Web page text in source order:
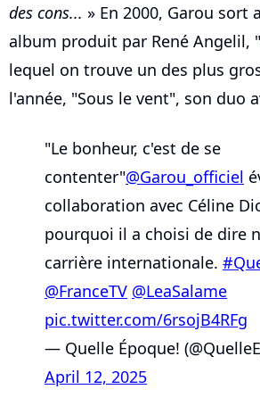
des cons... » En 2000, Garou sort
album produit par René Angelil,
lequel on trouve un des plus
l'année, "Sous le vent", son duo
"Le bonheur, c'est de se
contenter"@Garou_officiel
collaboration avec Céline
pourquoi il a choisi de dire
carrière internationale.
@FranceTV @LeaSalame
pic.twitter.com/6rsojB4RFg
— Quelle Époque!
April 12, 2025